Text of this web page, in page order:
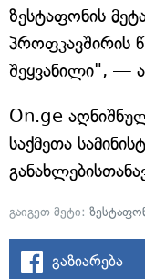
ზესტაფონის
პროფკავშირის
შეყვანილი", —
On.ge
საქმეთა
გაიგეთ მეტი:
გაზიარება